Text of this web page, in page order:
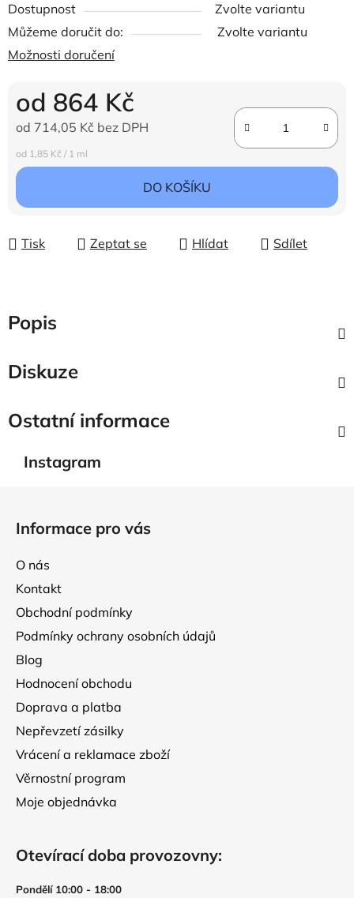
Dostupnost
Zvolte variantu
Můžeme doručit do:
Zvolte variantu
Možnosti doručení
od 864 Kč
od 714,05 Kč bez DPH
Měrná cena:
od 1,85 Kč / 1 ml
DO KOŠÍKU
Tisk Zeptat se Hlídat Sdílet
Popis
Diskuze
Ostatní informace
Instagram
Informace pro vás
O nás
Kontakt
Obchodní podmínky
Podmínky ochrany osobních údajů
Blog
Hodnocení obchodu
Doprava a platba
Nepřevzetí zásilky
Vrácení a reklamace zboží
Věrnostní program
Moje objednávka
Otevírací doba provozovny:
Pondělí 10:00 - 18:00